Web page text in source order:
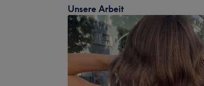
Unsere Arbeit